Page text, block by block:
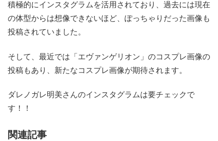
積極的にインスタグラムを活用されており、過去には現在
の体型からは想像できないほど、ぽっちゃりだった画像も
投稿されていました。
そして、最近では「エヴァンゲリオン」のコスプレ画像の
投稿もあり、新たなコスプレ画像が期待されます。
ダレノガレ明美さんのインスタグラムは要チェックで
す！！
関連記事